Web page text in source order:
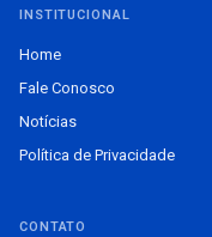
INSTITUCIONAL
Home
Fale Conosco
Notícias
Política de Privacidade
CONTATO